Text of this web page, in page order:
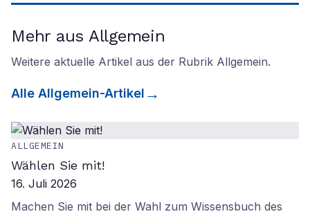
Mehr aus Allgemein
Weitere aktuelle Artikel aus der Rubrik Allgemein.
Alle Allgemein-Artikel
ALLGEMEIN
Wählen Sie mit!
16. Juli 2026
Machen Sie mit bei der Wahl zum Wissensbuch des